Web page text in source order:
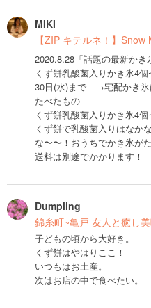
MIKI
【ZIP キテルネ！】
2020.8.28「話題の最新かき
くず餅乳酸菌入りかき氷4
30日(水)まで →宅配かき氷
たべたもの
くず餅乳酸菌入りかき氷4
くず餅で乳酸菌入りはなか
な〜〜！おうちでかき氷が
送料は別途でかかります！
Dumpling
錦糸町~亀戸 友人と癒し
子どもの頃から大好き。
くず餅はやはりここ！
いつもはお土産。
次はお店の中で食べたい。